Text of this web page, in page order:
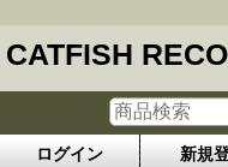
CATFISH
ログイン 新規